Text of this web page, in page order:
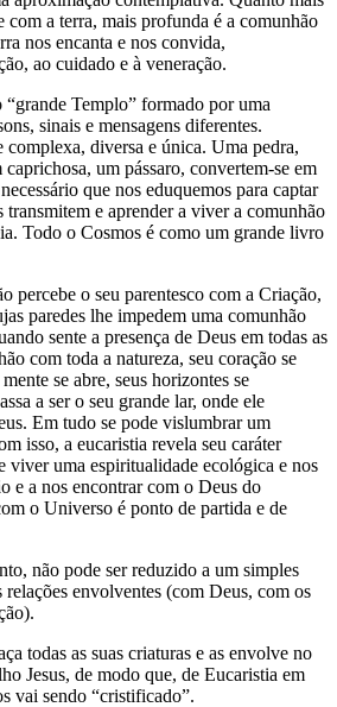
a terra, mais profunda é a comunhão
nos encanta e nos convida,
ao cuidado e à veneração.
“grande Templo” formado por uma
sinais e mensagens diferentes.
complexa, diversa e única. Uma pedra,
um pássaro, convertem-se em
que nos eduquemos para captar
transmitem e aprender a viver a comunhão
Todo o Cosmos é como um grande livro
percebe o seu parentesco com a Criação,
paredes lhe impedem uma comunhão
sente a presença de Deus em todas as
com toda a natureza, seu coração se
se abre, seus horizontes se
a ser o seu grande lar, onde ele
Em tudo se pode vislumbrar um
isso, a eucaristia revela seu caráter
viver uma espiritualidade ecológica e nos
e a nos encontrar com o Deus do
o Universo é ponto de partida e de
não pode ser reduzido a um simples
envolventes (com Deus, com os
todas as suas criaturas e as envolve no
Jesus, de modo que, de Eucaristia em
vai sendo “cristificado”.